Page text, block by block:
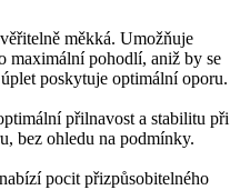
měkká. Umožňuje
maximální pohodlí, aniž by se
poskytuje optimální oporu.
přilnavost a stabilitu při
bez ohledu na podmínky.
pocit přizpůsobitelného